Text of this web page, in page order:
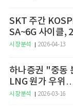
SKT 주간
SA~6G 사이클,
예고
시장분석 2026-04-13
하나증권 "중동
LNG 원가 우위
승 전망"
시장분석 2026-03-16